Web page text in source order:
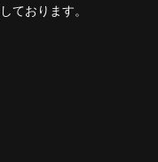
ております。